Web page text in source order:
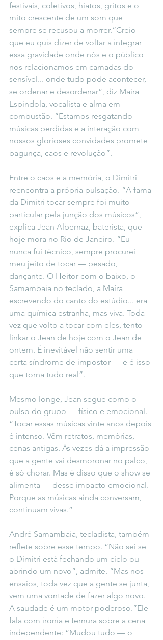
festivais, coletivos, hiatos, gritos e o
mito crescente de um som que
sempre se recusou a morrer.“Creio
que eu quis dizer de voltar a integrar
essa gravidade onde nós e o público
nos relacionamos em camadas do
sensível... onde tudo pode acontecer,
se ordenar e desordenar”, diz Maíra
Espíndola, vocalista e alma em
combustão. “Estamos resgatando
músicas perdidas e a interação com
nossos glorioses convidades promete
bagunça, caos e revolução”.
Entre o caos e a memória, o Dimitri
reencontra a própria pulsação. “A fama
da Dimitri tocar sempre foi muito
particular pela junção dos músicos”,
explica Jean Albernaz, baterista, que
hoje mora no Rio de Janeiro. “Eu
nunca fui técnico, sempre procurei
meu jeito de tocar — pesado,
dançante. O Heitor com o baixo, o
Samambaia no teclado, a Maíra
escrevendo do canto do estúdio... era
uma química estranha, mas viva. Toda
vez que volto a tocar com eles, tento
linkar o Jean de hoje com o Jean de
ontem. É inevitável não sentir uma
certa síndrome de impostor — e é isso
que torna tudo real”.
Mesmo longe, Jean segue como o
pulso do grupo — físico e emocional.
“Tocar essas músicas vinte anos depois
é intenso. Vêm retratos, memórias,
cenas antigas. Às vezes dá a impressão
que a gente vai desmoronar no palco,
é só chorar. Mas é disso que o show se
alimenta — desse impacto emocional.
Porque as músicas ainda conversam,
continuam vivas.”
André Samambaia, tecladista, também
reflete sobre esse tempo. “Não sei se
o Dimitri está fechando um ciclo ou
abrindo um novo”, admite. “Mas nos
ensaios, toda vez que a gente se junta,
vem uma vontade de fazer algo novo.
A saudade é um motor poderoso.”Ele
fala com ironia e ternura sobre a cena
independente: “Mudou tudo — o